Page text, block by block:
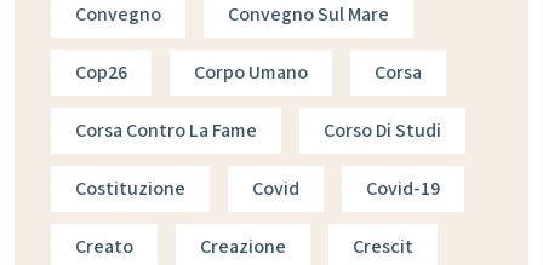
Convegno Convegno Sul Mare
Cop26 Corpo Umano Corsa
Corsa Contro La Fame Corso Di Studi
Costituzione Covid Covid-19
Creato Creazione Crescit